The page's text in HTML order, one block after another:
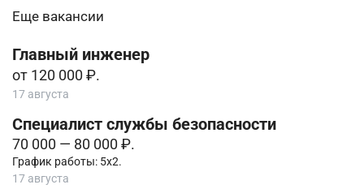
Еще вакансии
Главный инженер
от 120 000 ₽.
17 августа
Специалист службы безопасности
70 000 — 80 000 ₽.
График работы: 5х2.
17 августа